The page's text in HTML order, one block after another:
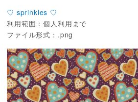
♡ sprinkles ♡
利用範囲：個人利用まで
ファイル形式：.png